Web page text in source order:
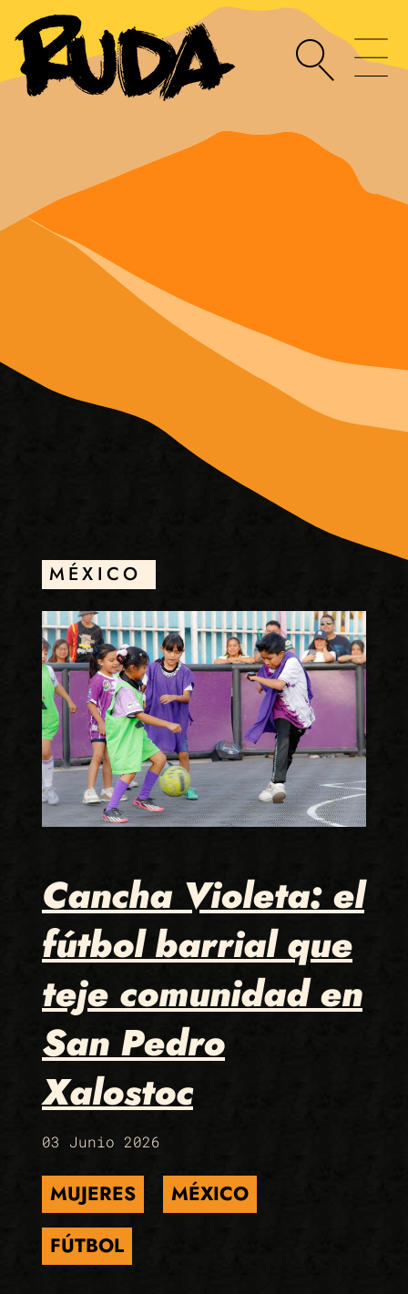
MÉXICO
Cancha Violeta: el
fútbol barrial que
teje comunidad en
San Pedro
Xalostoc
03 Junio 2026
MUJERES
MÉXICO
FÚTBOL